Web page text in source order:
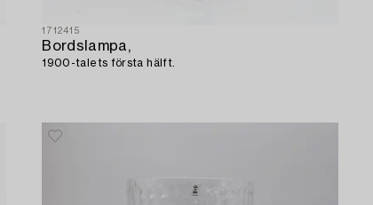
1712415
Bordslampa,
1900-talets första hälft.